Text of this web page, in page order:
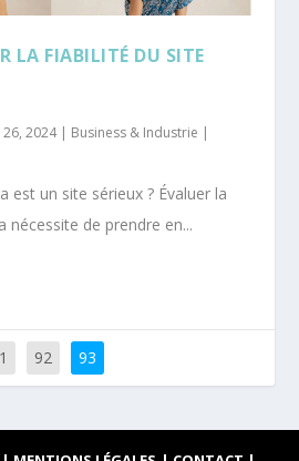
LA FIABILITÉ DU SITE
26, 2024| Business & Industrie |
est un site sérieux ? Évaluer la
nécessite de prendre en...
92 93